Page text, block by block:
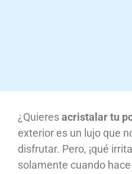
¿Quieresacristalar tu
exterior es un lujo que
disfrutar. Pero, ¡qué
solamente cuando